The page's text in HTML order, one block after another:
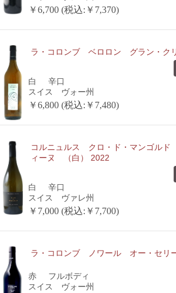
￥6,700 (税込:￥7,370)
ラ・コロンブ ベロロン グラン・ク
白
辛口
スイス ヴォー州
￥6,800 (税込:￥7,480)
コルニュルス クロ・ド・マンゴル
ィーヌ （白） 2022
白
辛口
スイス ヴァレ州
￥7,000 (税込:￥7,700)
ラ・コロンブ ノワール オー・セリ
赤
フルボディ
スイス ヴォー州